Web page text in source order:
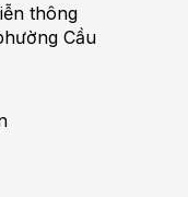
thông
Cầu